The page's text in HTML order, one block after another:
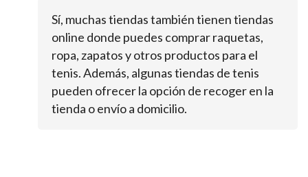
Sí, muchas tiendas también tienen tiendas
online donde puedes comprar raquetas,
ropa, zapatos y otros productos para el
tenis. Además, algunas tiendas de tenis
pueden ofrecer la opción de recoger en la
tienda o envío a domicilio.